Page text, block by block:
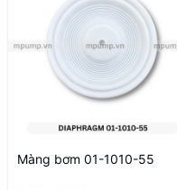
Màng bơm 01-1010-55